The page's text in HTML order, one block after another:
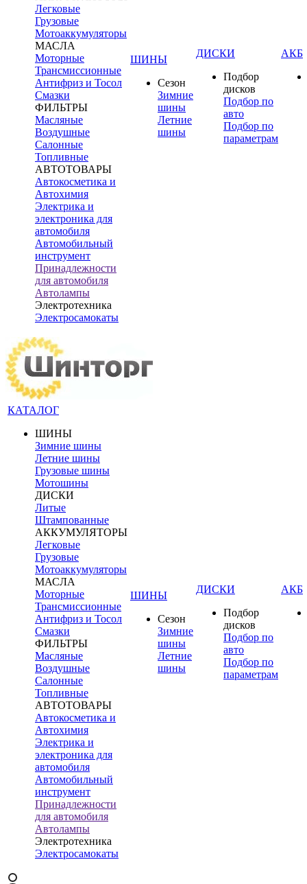
Легковые
Грузовые
Мотоаккумуляторы
МАСЛА
Моторные
Трансмиссионные
Антифриз и Тосол
Смазки
ФИЛЬТРЫ
Масляные
Воздушные
Салонные
Топливные
АВТОТОВАРЫ
Автокосметика и
Автохимия
Электрика и
электроника для
автомобиля
Автомобильный
инструмент
Принадлежности
для автомобиля
Автолампы
Электротехника
Электросамокаты
ШИНЫ
Сезон
Зимние
шины
Летние
шины
ДИСКИ
Подбор
дисков
Подбор по
авто
Подбор по
параметрам
АКБ
КАТАЛОГ
ШИНЫ
Зимние шины
Летние шины
Грузовые шины
Мотошины
ДИСКИ
Литые
Штампованные
АККУМУЛЯТОРЫ
Легковые
Грузовые
Мотоаккумуляторы
МАСЛА
Моторные
Трансмиссионные
Антифриз и Тосол
Смазки
ФИЛЬТРЫ
Масляные
Воздушные
Салонные
Топливные
АВТОТОВАРЫ
Автокосметика и
Автохимия
Электрика и
электроника для
автомобиля
Автомобильный
инструмент
Принадлежности
для автомобиля
Автолампы
Электротехника
Электросамокаты
ШИНЫ
Сезон
Зимние
шины
Летние
шины
ДИСКИ
Подбор
дисков
Подбор по
авто
Подбор по
параметрам
АКБ